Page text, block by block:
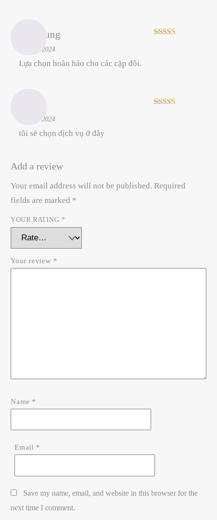
xuandung
14/04/2024
Lựa chọn hoàn hảo cho các cặp đôi.
14/04/2024
tôi sẽ chọn dịch vụ ở đây
Add a review
Your email address will not be published. Required
fields are marked *
YOUR RATING *
Your review *
Name *
Email *
Save my name, email, and website in this browser for the
next time I comment.